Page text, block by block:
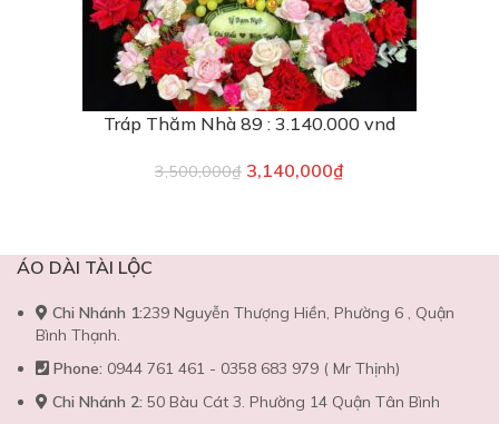
Tráp Thăm Nhà 89 : 3.140.000 vnd
3,500,000₫ 3,140,000₫
ÁO DÀI TÀI LỘC
Chi Nhánh 1:239 Nguyễn Thượng Hiền, Phường 6 , Quận
Bình Thạnh.
Phone: 0944 761 461 - 0358 683 979 ( Mr Thịnh)
Chi Nhánh 2: 50 Bàu Cát 3. Phường 14 Quận Tân Bình